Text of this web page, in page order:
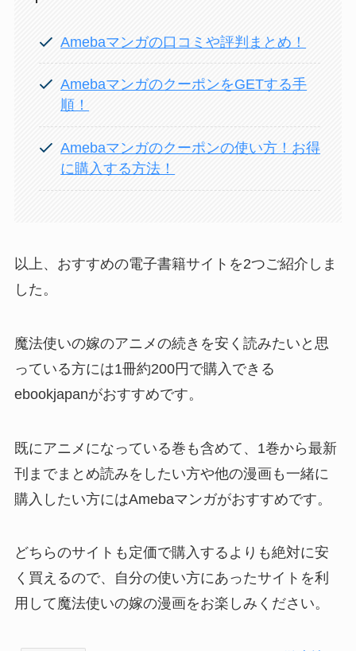
Amebaマンガの口コミや評判まとめ！
AmebaマンガのクーポンをGETする手
順！
Amebaマンガのクーポンの使い方！お得
に購入する方法！
以上、おすすめの電子書籍サイトを2つご紹介しま
した。
魔法使いの嫁のアニメの続きを安く読みたいと思
っている方には1冊約200円で購入できる
ebookjapanがおすすめです。
既にアニメになっている巻も含めて、1巻から最新
刊までまとめ読みをしたい方や他の漫画も一緒に
購入したい方にはAmebaマンガがおすすめです。
どちらのサイトも定価で購入するよりも絶対に安
く買えるので、自分の使い方にあったサイトを利
用して魔法使いの嫁の漫画をお楽しみください。